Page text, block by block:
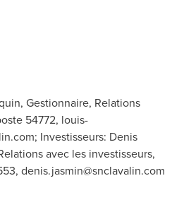
Gestionnaire, Relations
54772, louis-
; Investisseurs: Denis
avec les investisseurs,
denis.jasmin@snclavalin.com